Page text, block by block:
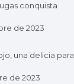
conquista
de 2023
una delicia para
de 2023